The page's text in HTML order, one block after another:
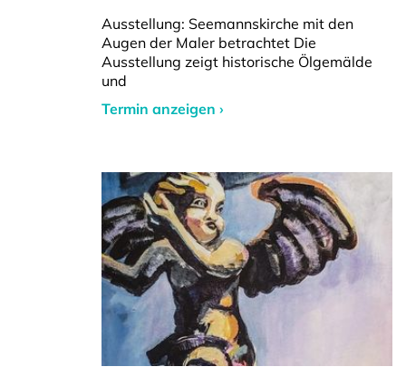
Ausstellung: Seemannskirche mit den
Augen der Maler betrachtet Die
Ausstellung zeigt historische Ölgemälde
und
Termin anzeigen ›